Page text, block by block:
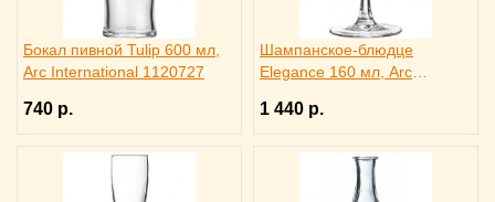
Бокал пивной Tulip 600 мл,
Arc International 1120727
740 р.
Шампанское-блюдце
Elegance 160 мл, Arc
1 440 р.